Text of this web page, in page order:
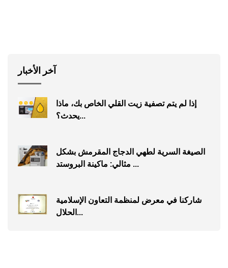
آخر الأخبار
إذا لم يتم تصفية زيت القلي الخاص بك، ماذا
يحدث؟...
الصيغة السرية لطهي الدجاج المقرمش بشكل
مثالي: ماكينة البروستد ...
شاركنا في معرض لمنظمة التعاون الإسلامية
الحلال...